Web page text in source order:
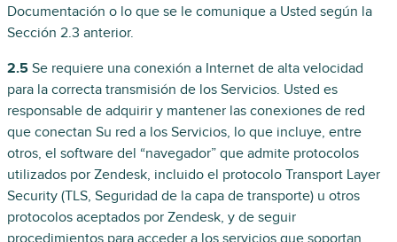
Documentación o lo que se le comunique a Usted según la
Sección 2.3 anterior.
2.5 Se requiere una conexión a Internet de alta velocidad
para la correcta transmisión de los Servicios. Usted es
responsable de adquirir y mantener las conexiones de red
que conectan Su red a los Servicios, lo que incluye, entre
otros, el software del “navegador” que admite protocolos
utilizados por Zendesk, incluido el protocolo Transport Layer
Security (TLS, Seguridad de la capa de transporte) u otros
protocolos aceptados por Zendesk, y de seguir
procedimientos para acceder a los servicios que soportan